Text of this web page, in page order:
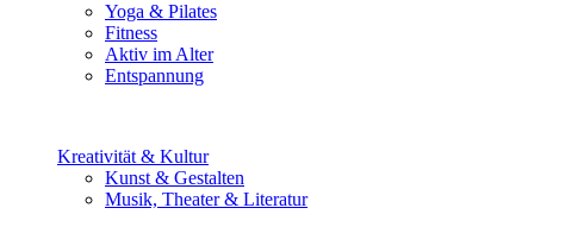
Yoga & Pilates
Fitness
Aktiv im Alter
Entspannung
Kreativität & Kultur
Kunst & Gestalten
Musik, Theater & Literatur